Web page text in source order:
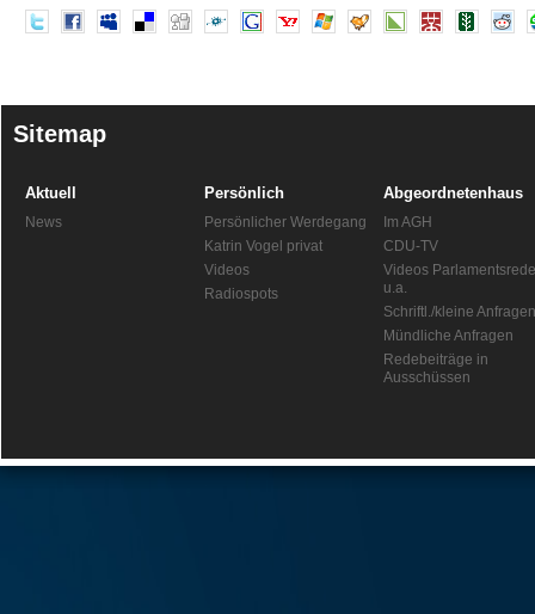
Sitemap
Aktuell
News
Persönlich
Persönlicher Werdegang
Katrin Vogel privat
Videos
Radiospots
Abgeordnetenhaus
Im AGH
CDU-TV
Videos
u.a.
Schriftl./kleine Anfragen
Mündliche Anfragen
Redebeiträge in
Ausschüssen